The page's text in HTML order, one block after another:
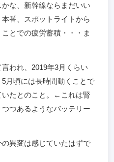
な、新幹線ならまだいい
番、スポットライトから
とでの疲労蓄積・・・ま
われ、2019年3月くらい
月頃には長時間動くことで
いたとのこと。←これは腎
つあるようなバッテリー
異変は感じていたはずで